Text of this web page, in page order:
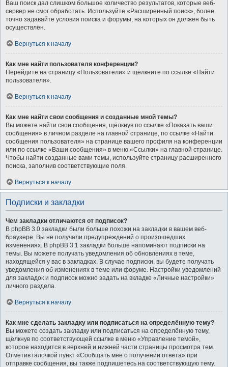
Ваш поиск дал слишком большое количество результатов, которые веб-
сервер не смог обработать. Используйте «Расширенный поиск», более
точно задавайте условия поиска и форумы, на которых он должен быть
осуществлён.
Вернуться к началу
Как мне найти пользователя конференции?
Перейдите на страницу «Пользователи» и щёлкните по ссылке «Найти
пользователя».
Вернуться к началу
Как мне найти свои сообщения и созданные мной темы?
Вы можете найти свои сообщения, щёлкнув по ссылке «Показать ваши
сообщения» в личном разделе на главной странице, по ссылке «Найти
сообщения пользователя» на странице вашего профиля на конференции
или по ссылке «Ваши сообщения» в меню «Ссылки» на главной странице.
Чтобы найти созданные вами темы, используйте страницу расширенного
поиска, заполнив соответствующие поля.
Вернуться к началу
Подписки и закладки
Чем закладки отличаются от подписок?
В phpBB 3.0 закладки были больше похожи на закладки в вашем веб-
браузере. Вы не получали предупреждений о произошедших
изменениях. В phpBB 3.1 закладки больше напоминают подписки на
темы. Вы можете получать уведомления об обновлениях в теме,
находящейся у вас в закладках. В случае подписки, вы будете получать
уведомления об изменениях в теме или форуме. Настройки уведомлений
для закладок и подписок можно задать на вкладке «Личные настройки»
личного раздела.
Вернуться к началу
Как мне сделать закладку или подписаться на определённую тему?
Вы можете создать закладку или подписаться на определённую тему,
щёлкнув по соответствующей ссылке в меню «Управление темой»,
которое находится в верхней и нижней части страницы просмотра тем.
Отметив галочкой пункт «Сообщать мне о получении ответа» при
отправке сообщения, вы также подпишетесь на соответствующую тему.